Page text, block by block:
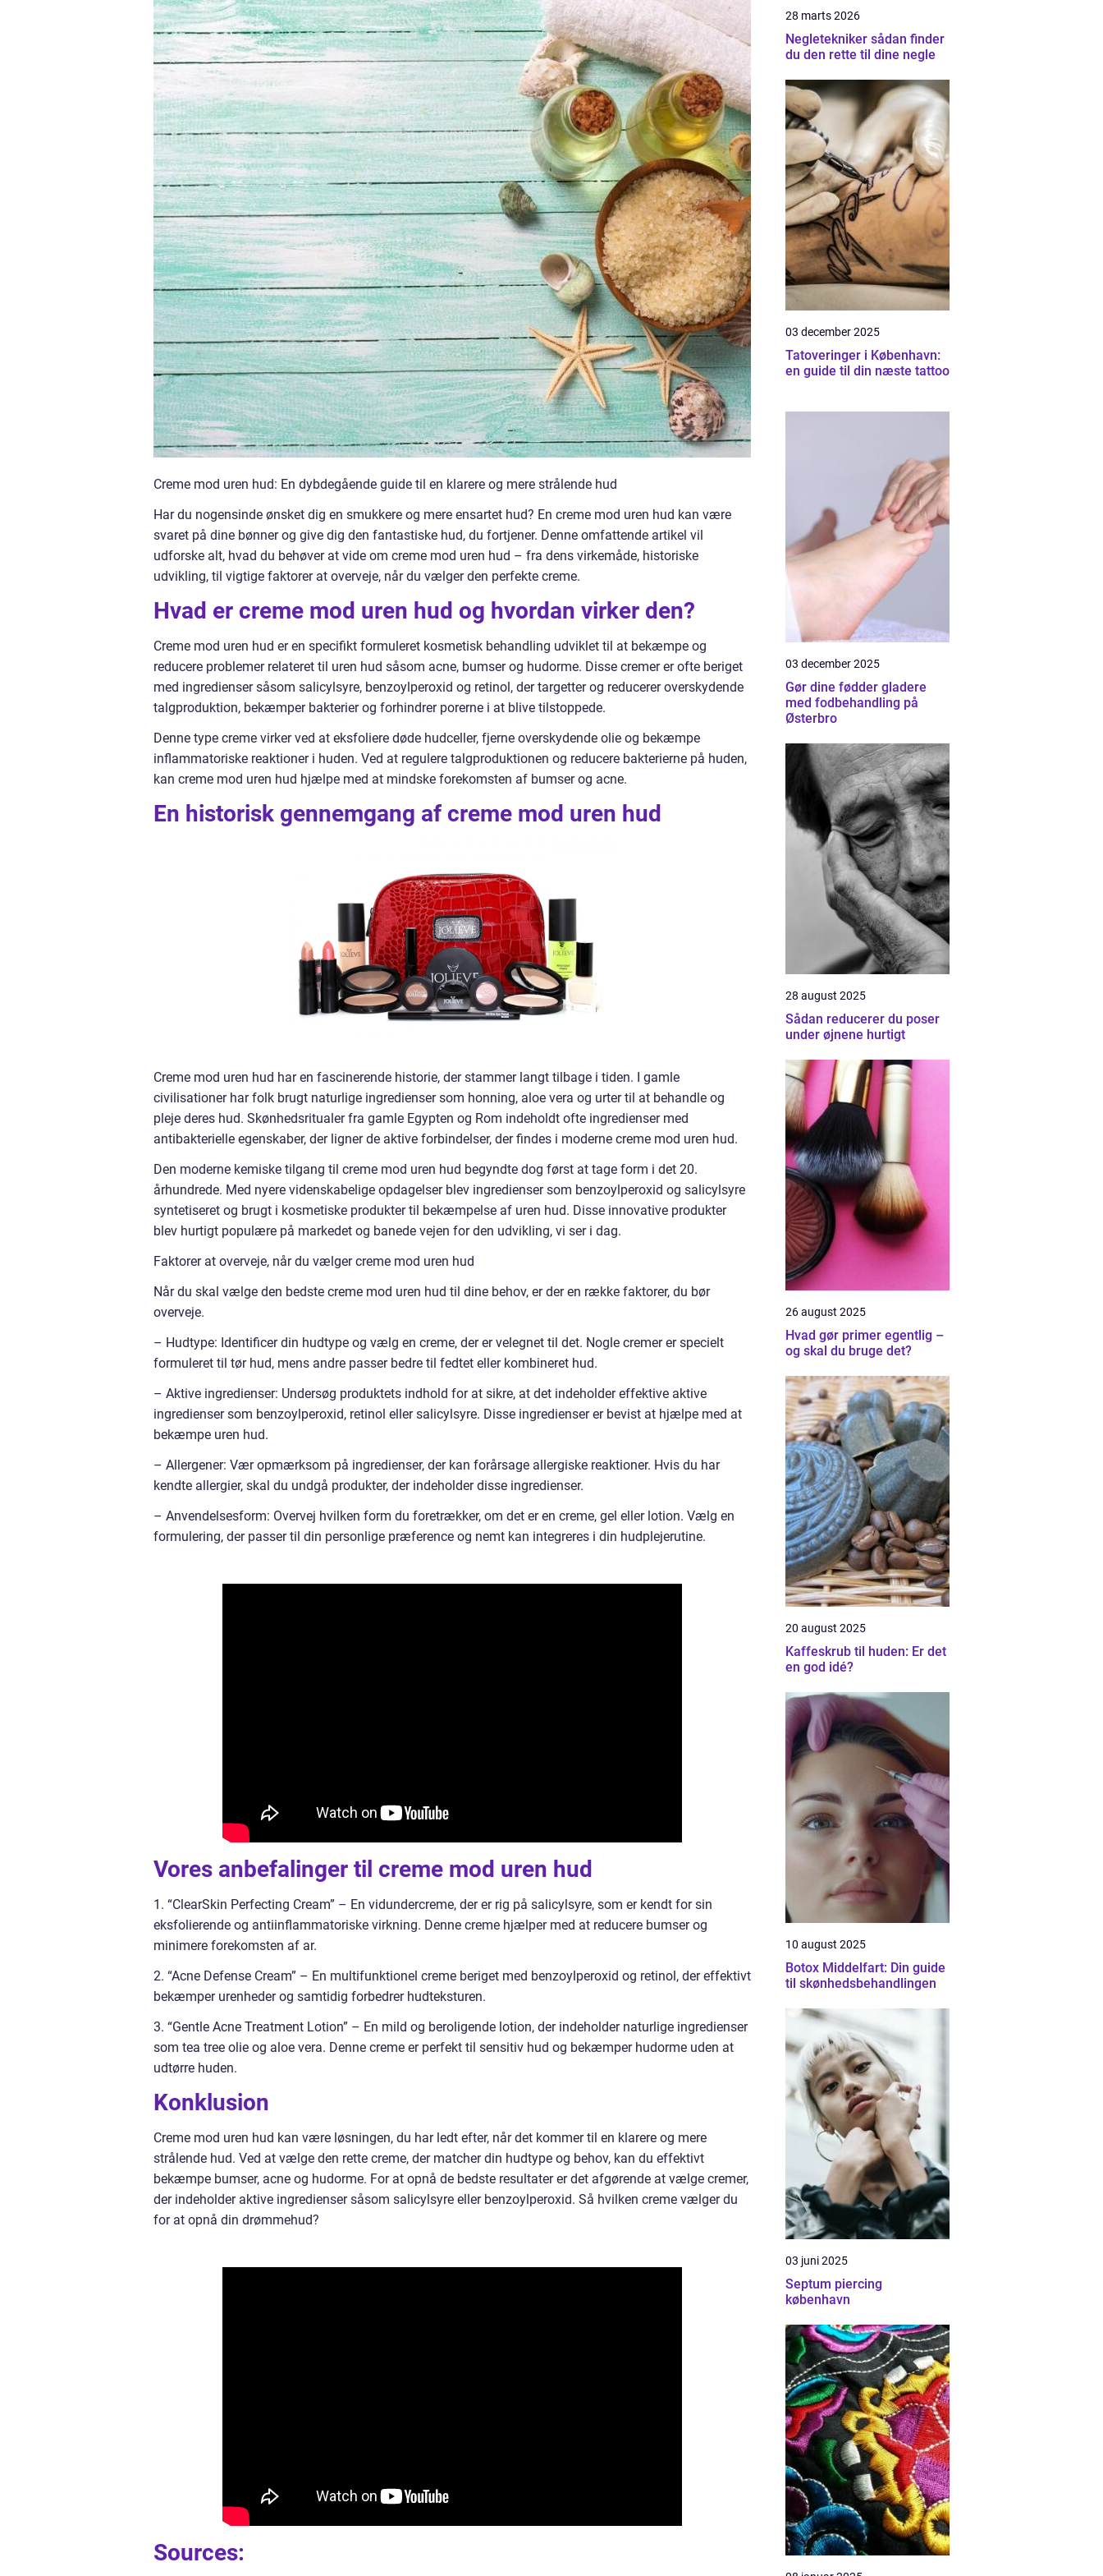
Creme mod uren hud: En dybdegående guide til en klarere og mere strålende hud
Har du nogensinde ønsket dig en smukkere og mere ensartet hud? En creme mod uren hud kan være
svaret på dine bønner og give dig den fantastiske hud, du fortjener. Denne omfattende artikel vil
udforske alt, hvad du behøver at vide om creme mod uren hud – fra dens virkemåde, historiske
udvikling, til vigtige faktorer at overveje, når du vælger den perfekte creme.
Hvad er creme mod uren hud og hvordan virker den?
Creme mod uren hud er en specifikt formuleret kosmetisk behandling udviklet til at bekæmpe og
reducere problemer relateret til uren hud såsom acne, bumser og hudorme. Disse cremer er ofte beriget
med ingredienser såsom salicylsyre, benzoylperoxid og retinol, der targetter og reducerer overskydende
talgproduktion, bekæmper bakterier og forhindrer porerne i at blive tilstoppede.
Denne type creme virker ved at eksfoliere døde hudceller, fjerne overskydende olie og bekæmpe
inflammatoriske reaktioner i huden. Ved at regulere talgproduktionen og reducere bakterierne på huden,
kan creme mod uren hud hjælpe med at mindske forekomsten af bumser og acne.
En historisk gennemgang af creme mod uren hud
Creme mod uren hud har en fascinerende historie, der stammer langt tilbage i tiden. I gamle
civilisationer har folk brugt naturlige ingredienser som honning, aloe vera og urter til at behandle og
pleje deres hud. Skønhedsritualer fra gamle Egypten og Rom indeholdt ofte ingredienser med
antibakterielle egenskaber, der ligner de aktive forbindelser, der findes i moderne creme mod uren hud.
Den moderne kemiske tilgang til creme mod uren hud begyndte dog først at tage form i det 20.
århundrede. Med nyere videnskabelige opdagelser blev ingredienser som benzoylperoxid og salicylsyre
syntetiseret og brugt i kosmetiske produkter til bekæmpelse af uren hud. Disse innovative produkter
blev hurtigt populære på markedet og banede vejen for den udvikling, vi ser i dag.
Faktorer at overveje, når du vælger creme mod uren hud
Når du skal vælge den bedste creme mod uren hud til dine behov, er der en række faktorer, du bør
overveje.
– Hudtype: Identificer din hudtype og vælg en creme, der er velegnet til det. Nogle cremer er specielt
formuleret til tør hud, mens andre passer bedre til fedtet eller kombineret hud.
– Aktive ingredienser: Undersøg produktets indhold for at sikre, at det indeholder effektive aktive
ingredienser som benzoylperoxid, retinol eller salicylsyre. Disse ingredienser er bevist at hjælpe med at
bekæmpe uren hud.
– Allergener: Vær opmærksom på ingredienser, der kan forårsage allergiske reaktioner. Hvis du har
kendte allergier, skal du undgå produkter, der indeholder disse ingredienser.
– Anvendelsesform: Overvej hvilken form du foretrækker, om det er en creme, gel eller lotion. Vælg en
formulering, der passer til din personlige præference og nemt kan integreres i din hudplejerutine.
Vores anbefalinger til creme mod uren hud
1. “ClearSkin Perfecting Cream” – En vidundercreme, der er rig på salicylsyre, som er kendt for sin
eksfolierende og antiinflammatoriske virkning. Denne creme hjælper med at reducere bumser og
minimere forekomsten af ar.
2. “Acne Defense Cream” – En multifunktionel creme beriget med benzoylperoxid og retinol, der effektivt
bekæmper urenheder og samtidig forbedrer hudteksturen.
3. “Gentle Acne Treatment Lotion” – En mild og beroligende lotion, der indeholder naturlige ingredienser
som tea tree olie og aloe vera. Denne creme er perfekt til sensitiv hud og bekæmper hudorme uden at
udtørre huden.
Konklusion
Creme mod uren hud kan være løsningen, du har ledt efter, når det kommer til en klarere og mere
strålende hud. Ved at vælge den rette creme, der matcher din hudtype og behov, kan du effektivt
bekæmpe bumser, acne og hudorme. For at opnå de bedste resultater er det afgørende at vælge cremer,
der indeholder aktive ingredienser såsom salicylsyre eller benzoylperoxid. Så hvilken creme vælger du
for at opnå din drømmehud?
Sources:
28 marts 2026
Negletekniker sådan finder
du den rette til dine negle
03 december 2025
Tatoveringer i København:
en guide til din næste tattoo
03 december 2025
Gør dine fødder gladere
med fodbehandling på
Østerbro
28 august 2025
Sådan reducerer du poser
under øjnene hurtigt
26 august 2025
Hvad gør primer egentlig –
og skal du bruge det?
20 august 2025
Kaffeskrub til huden: Er det
en god idé?
10 august 2025
Botox Middelfart: Din guide
til skønhedsbehandlingen
03 juni 2025
Septum piercing
københavn